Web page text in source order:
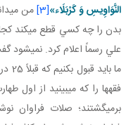
النَّوَاوِيسِ وَ كَرْبَلَاء»[3] من مي
بدن را چه کسي قطع مي کند
علي رسماً اعلام کرد. نمي شود
ما
فقه ها را که مي بينيد از اول
برمي گشتند؛ صلات فراوان